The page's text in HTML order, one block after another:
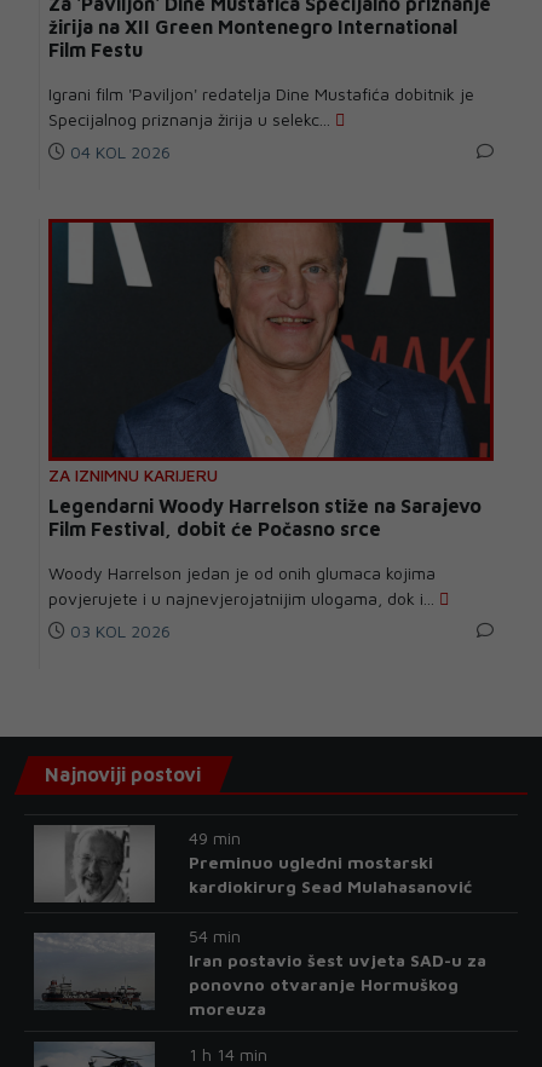
žirija na XII Green Montenegro International
Film Festu
Igrani film 'Paviljon' redatelja Dine Mustafića dobitnik je
Specijalnog priznanja žirija u selekc...
04 KOL 2026
ZA IZNIMNU KARIJERU
Legendarni Woody Harrelson stiže na Sarajevo
Film Festival, dobit će Počasno srce
Woody Harrelson jedan je od onih glumaca kojima
povjerujete i u najnevjerojatnijim ulogama, dok i...
03 KOL 2026
Najnoviji postovi
49 min
Preminuo ugledni mostarski
kardiokirurg Sead Mulahasanović
54 min
Iran postavio šest uvjeta SAD-u za
ponovno otvaranje Hormuškog
moreuza
1 h 14 min